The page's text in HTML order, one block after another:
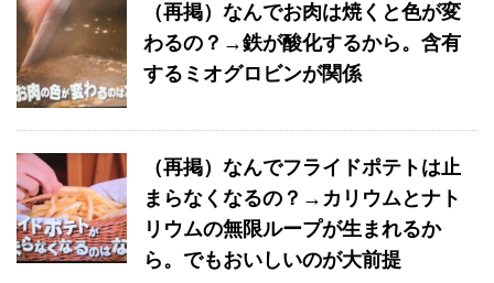
（再掲）なんでお肉は焼くと色が変
わるの？→鉄が酸化するから。含有
するミオグロビンが関係
（再掲）なんでフライドポテトは止
まらなくなるの？→カリウムとナト
リウムの無限ループが生まれるか
ら。でもおいしいのが大前提